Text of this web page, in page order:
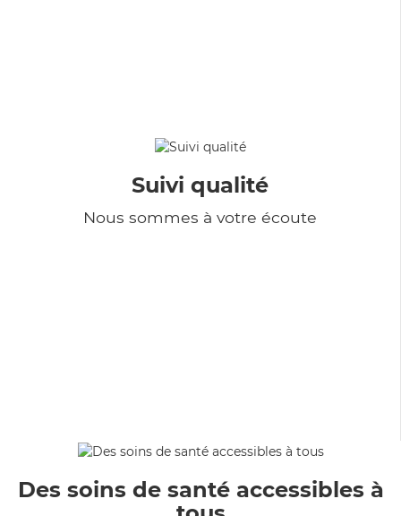
Suivi qualité
Nous sommes à votre écoute
Des soins de santé accessibles à